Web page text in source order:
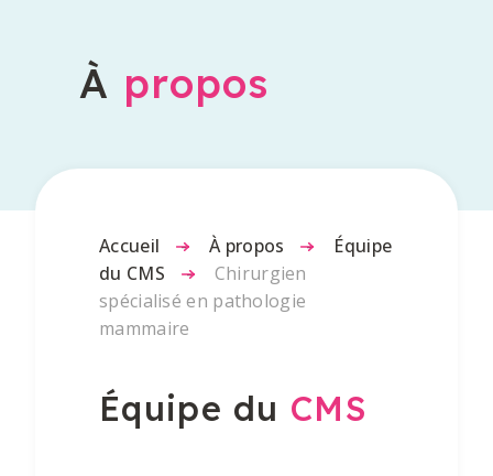
À propos
Accueil - À propos -
Équipe
du CMS
-
Chirurgien
spécialisé en pathologie
mammaire
Équipe du CMS